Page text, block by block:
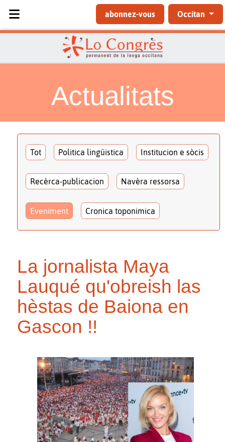
abonnez-vous Occitan
Actualitats
Tot Politica lingüistica Institucion e sòcis
Recèrca-publicacion Navèra ressorsa
Eveniment Cronica toponimica
La jornalista Maya
Lauqué qu'obreish las
hèstas de Baiona en
Gascon !!